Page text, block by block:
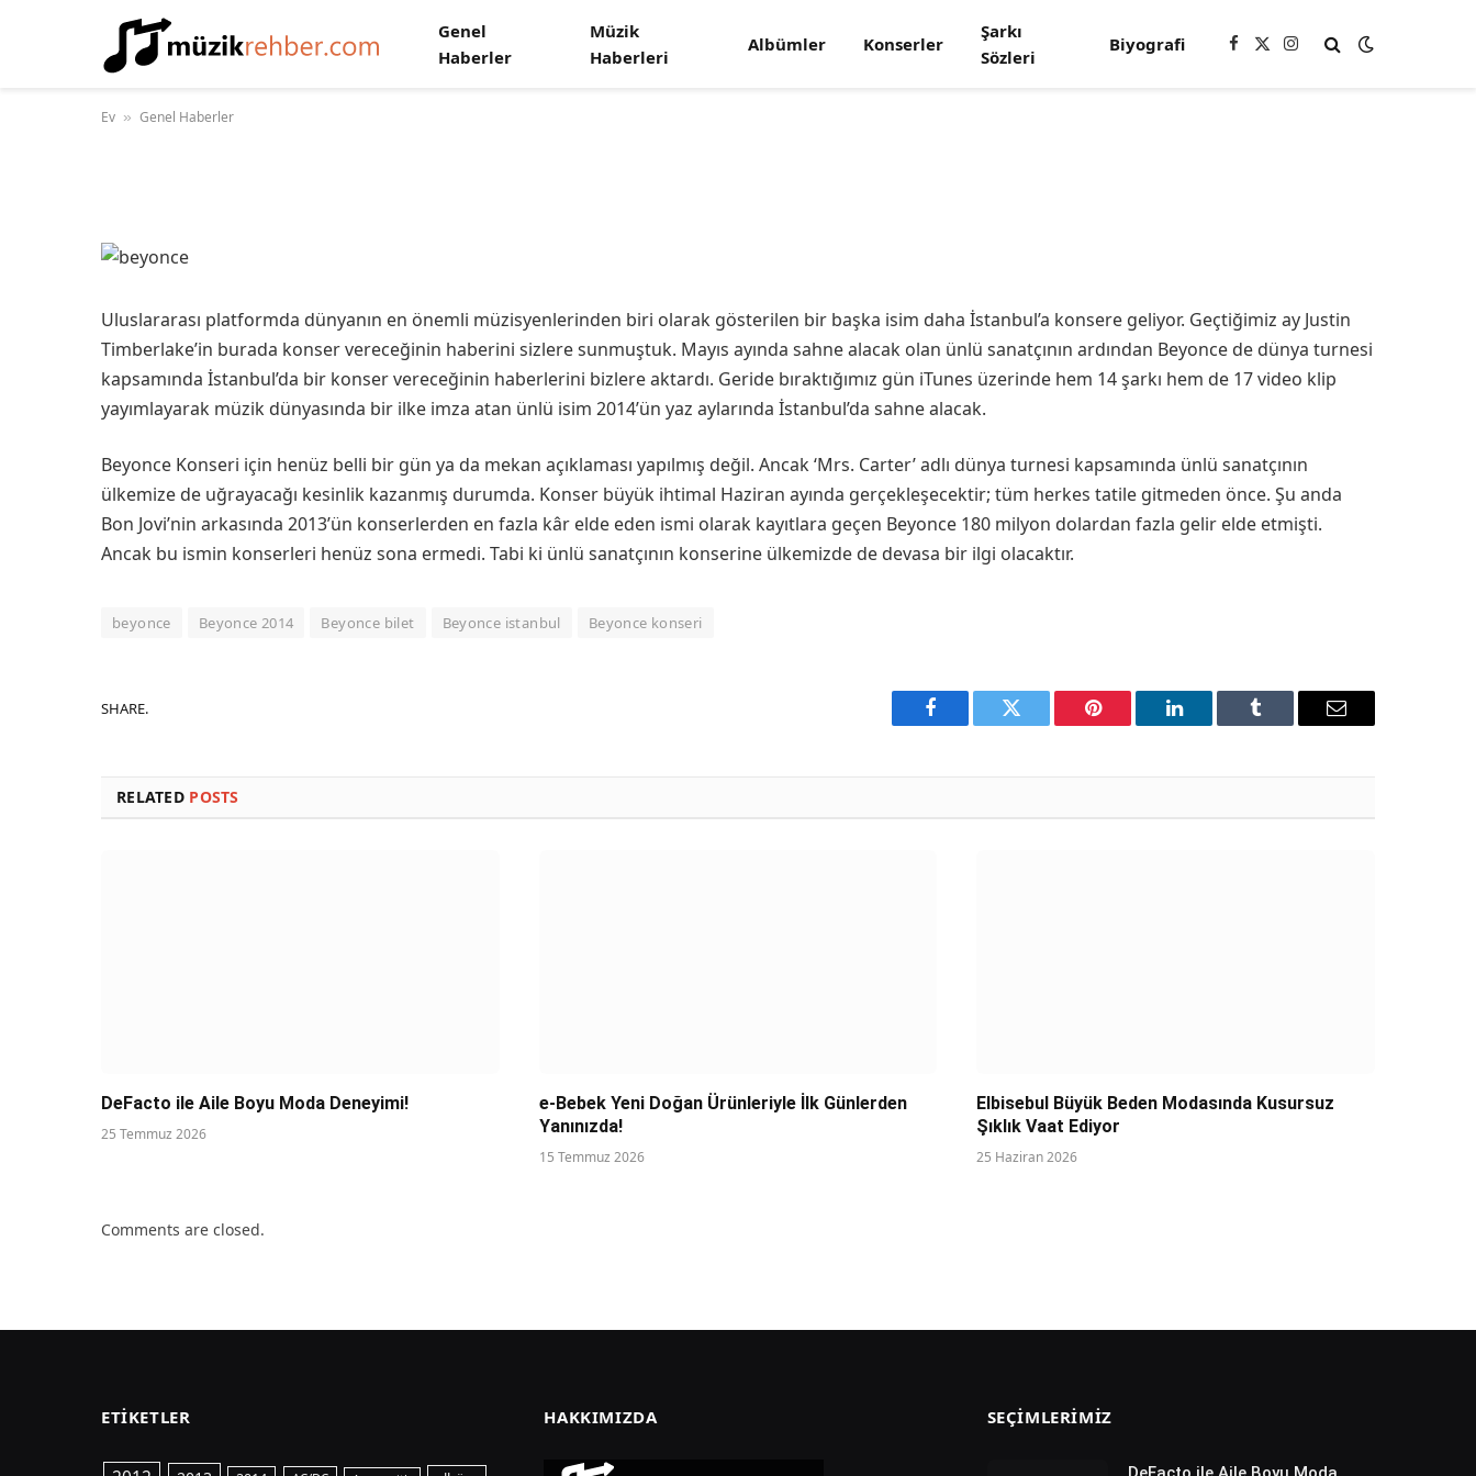
Genel
Haberler
Müzik
Haberleri
Albümler Konserler
Şarkı
Sözleri
Biyografi Facebook
X
Instagram
Ev » Genel Haberler
Beyonce İstanbul Konseri 2014
03 Ocak 2014
Uluslararası platformda dünyanın en önemli müzisyenlerinden biri olarak gösterilen bir başka isim daha İstanbul’a konsere geliyor. Geçtiğimiz ay Justin
Timberlake’in burada konser vereceğinin haberini sizlere sunmuştuk. Mayıs ayında sahne alacak olan ünlü sanatçının ardından Beyonce de dünya turnesi
kapsamında İstanbul’da bir konser vereceğinin haberlerini bizlere aktardı. Geride bıraktığımız gün iTunes üzerinde hem 14 şarkı hem de 17 video klip
yayımlayarak müzik dünyasında bir ilke imza atan ünlü isim 2014’ün yaz aylarında İstanbul’da sahne alacak.
Beyonce Konseri için henüz belli bir gün ya da mekan açıklaması yapılmış değil. Ancak ‘Mrs. Carter’ adlı dünya turnesi kapsamında ünlü sanatçının
ülkemize de uğrayacağı kesinlik kazanmış durumda. Konser büyük ihtimal Haziran ayında gerçekleşecektir; tüm herkes tatile gitmeden önce. Şu anda
Bon Jovi’nin arkasında 2013’ün konserlerden en fazla kâr elde eden ismi olarak kayıtlara geçen Beyonce 180 milyon dolardan fazla gelir elde etmişti.
Ancak bu ismin konserleri henüz sona ermedi. Tabi ki ünlü sanatçının konserine ülkemizde de devasa bir ilgi olacaktır.
beyonce Beyonce 2014 Beyonce bilet Beyonce istanbul Beyonce konseri
SHARE.
Facebook Twitter Pinterest LinkedIn Tumblr Email
RELATED POSTS
DeFacto ile Aile Boyu Moda Deneyimi!
25 Temmuz 2026
e-Bebek Yeni Doğan Ürünleriyle İlk Günlerden
Yanınızda!
15 Temmuz 2026
Elbisebul Büyük Beden Modasında Kusursuz
Şıklık Vaat Ediyor
25 Haziran 2026
Comments are closed.
ETIKETLER HAKKIMIZDA SEÇIMLERIMIZ